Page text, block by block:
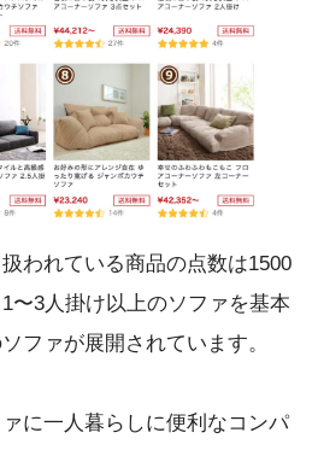
われている商品の点数は1500
〜3人掛け以上のソファを基本
ファが展開されています。
に一人暮らしに便利なコンパ